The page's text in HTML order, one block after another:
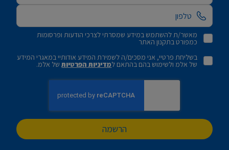
מאשר/ת להשתמש במידע שמסרתי לצרכי הודעות ופרסומות
כמפורט בתקנון האתר
בשליחת פרטיי, אני מסכים/ה לשמירת המידע אודותיי במאגרי המידע
של אלמ ולשימוש בהם בהתאם למדיניות הפרטיותשל אלמ.
הרשמה